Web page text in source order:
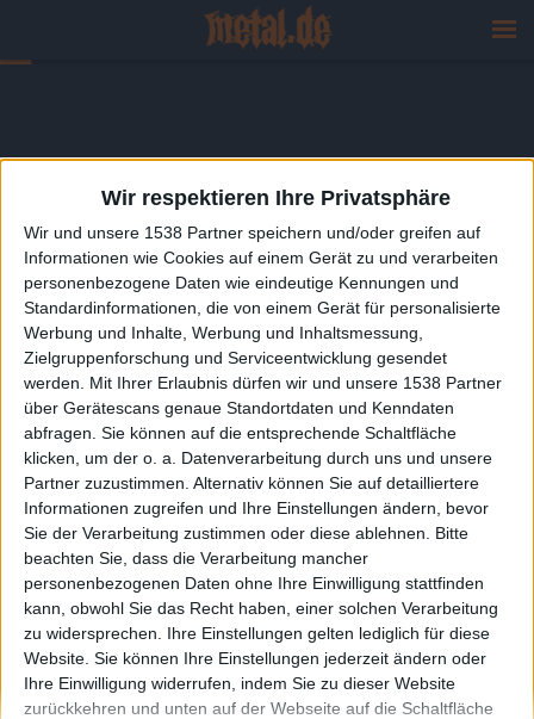
Wir respektieren Ihre Privatsphäre
Wir und unsere 1538 Partner speichern und/oder greifen auf
Informationen wie Cookies auf einem Gerät zu und verarbeiten
personenbezogene Daten wie eindeutige Kennungen und
Standardinformationen, die von einem Gerät für personalisierte
Werbung und Inhalte, Werbung und Inhaltsmessung,
Zielgruppenforschung und Serviceentwicklung gesendet
werden.
Mit Ihrer Erlaubnis dürfen wir und unsere 1538 Partner
über Gerätescans genaue Standortdaten und Kenndaten
abfragen. Sie können auf die entsprechende Schaltfläche
klicken, um der o. a. Datenverarbeitung durch uns und unsere
Partner zuzustimmen. Alternativ können Sie auf detailliertere
Informationen zugreifen und Ihre Einstellungen ändern, bevor
Sie der Verarbeitung zustimmen oder diese ablehnen.
Bitte
beachten Sie, dass die Verarbeitung mancher
personenbezogenen Daten ohne Ihre Einwilligung stattfinden
kann, obwohl Sie das Recht haben, einer solchen Verarbeitung
zu widersprechen. Ihre Einstellungen gelten lediglich für diese
Website. Sie können Ihre Einstellungen jederzeit ändern oder
Ihre Einwilligung widerrufen, indem Sie zu dieser Website
zurückkehren und unten auf der Webseite auf die Schaltfläche